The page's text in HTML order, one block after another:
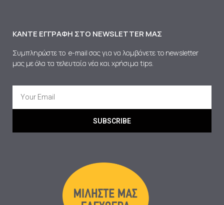
ΚΆΝΤΕ ΕΓΓΡΑΦΉ ΣΤΟ NEWSLETTER ΜΑΣ
Συμπληρώστε το e-mail σας για να λαμβάνετε το newsletter
μας με όλα τα τελευταία νέα και χρήσιμα tips.
SUBSCRIBE